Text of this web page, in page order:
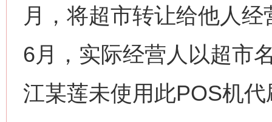
月，将超市转让给他人
6月，实际经营人以超市
江某莲未使用此POS机